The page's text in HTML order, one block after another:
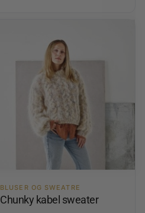
BLUSER OG SWEATRE
Chunky kabel sweater